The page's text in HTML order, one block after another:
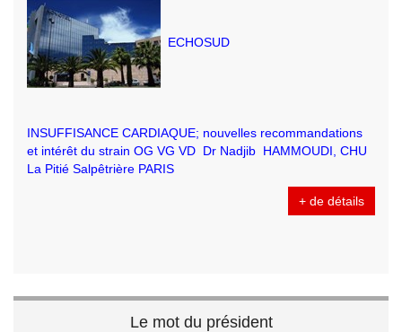
ECHOSUD
INSUFFISANCE CARDIAQUE; nouvelles recommandations
et intérêt du strain OG VG VD Dr Nadjib HAMMOUDI, CHU
La Pitié Salpêtrière PARIS
+ de détails
Le mot du président